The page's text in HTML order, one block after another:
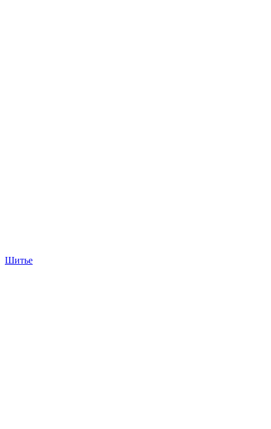
Шитье